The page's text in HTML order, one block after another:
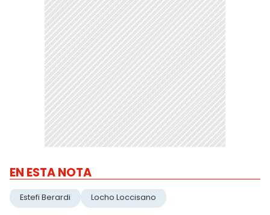
EN ESTA NOTA
Estefi Berardi Locho Loccisano